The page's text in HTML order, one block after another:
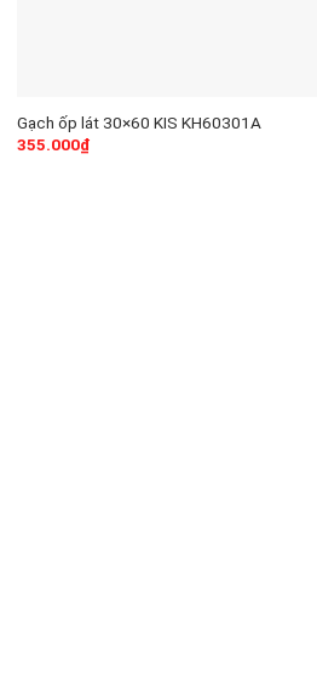
Gạch ốp lát 30×60 KIS KH60301A
355.000₫